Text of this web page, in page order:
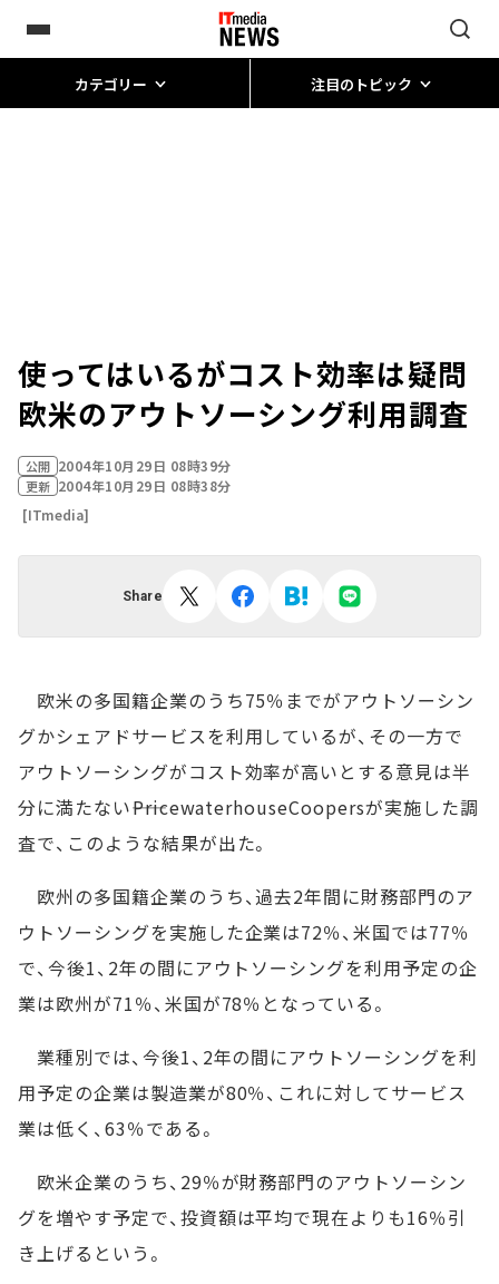
カテゴリー 注目のトピック
使ってはいるがコスト効率は疑問――
欧米のアウトソーシング利用調査
公開 2004年10月29日 08時39分
更新 2004年10月29日 08時38分
[ITmedia]
Share
欧米の多国籍企業のうち75％までがアウトソーシン
グかシェアドサービスを利用しているが、その一方で
アウトソーシングがコスト効率が高いとする意見は半
分に満たない――PricewaterhouseCoopersが実施した調
査で、このような結果が出た。
欧州の多国籍企業のうち、過去2年間に財務部門のア
ウトソーシングを実施した企業は72％、米国では77％
で、今後1、2年の間にアウトソーシングを利用予定の企
業は欧州が71％、米国が78％となっている。
業種別では、今後1、2年の間にアウトソーシングを利
用予定の企業は製造業が80％、これに対してサービス
業は低く、63％である。
欧米企業のうち、29％が財務部門のアウトソーシン
グを増やす予定で、投資額は平均で現在よりも16％引
き上げるという。